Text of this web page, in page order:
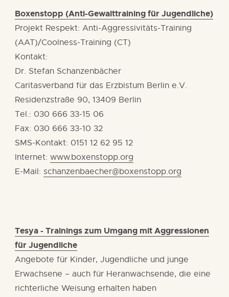
Boxenstopp (Anti-Gewalttraining für Jugendliche)
Projekt Respekt: Anti-Aggressivitäts-Training
(AAT)/Coolness-Training (CT)
Kontakt:
Dr. Stefan Schanzenbächer
Caritasverband für das Erzbistum Berlin e.V.
Residenzstraße 90, 13409 Berlin
Tel.: 030 666 33-15 06
Fax: 030 666 33-10 32
SMS-Kontakt: 0151 12 62 95 12
Internet: www.boxenstopp.org
E-Mail: schanzenbaecher@boxenstopp.org
Tesya - Trainings zum Umgang mit Aggressionen
für Jugendliche
Angebote für Kinder, Jugendliche und junge
Erwachsene – auch für Heranwachsende, die eine
richterliche Weisung erhalten haben